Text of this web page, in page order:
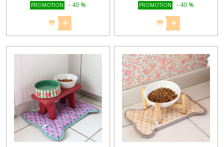
PROMOTION - 40 % PROMOTION - 40 %